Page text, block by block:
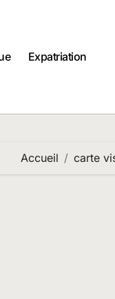
Expatriation
Accueil carte